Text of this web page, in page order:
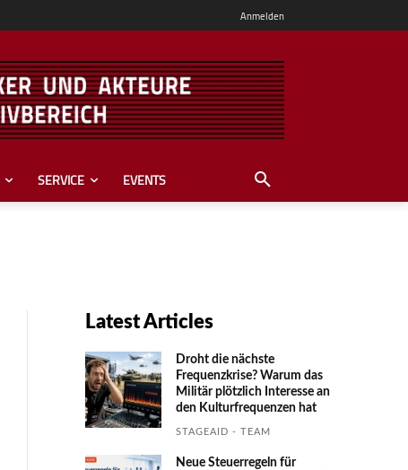
Anmelden
SERVICE EVENTS
Latest Articles
Droht die nächste
Frequenzkrise? Warum das
Mili­tär plötzlich Inte­resse an
den Kultur­fre­quen­zen hat
STAGEAID - TEAM
Neue Steuerregeln für